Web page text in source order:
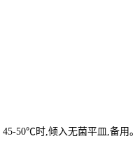
45-50℃时 倾入无菌平皿 备用。